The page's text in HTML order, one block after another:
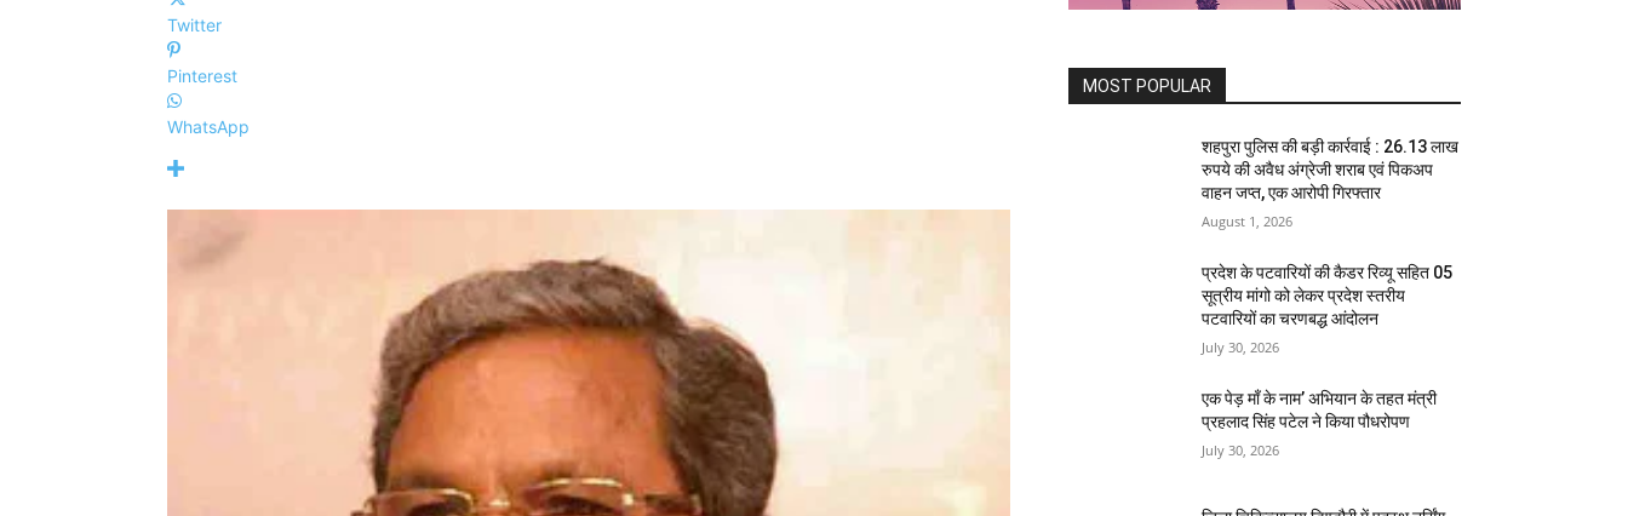
Twitter
Pinterest
WhatsApp
MOST POPULAR
शहपुरा पुलिस की बड़ी कार्रवाई : 26.13 लाख
रुपये की अवैध अंग्रेजी शराब एवं पिकअप
वाहन जप्त, एक आरोपी गिरफ्तार
August 1, 2026
प्रदेश के पटवारियों की कैडर रिव्यू सहित 05
सूत्रीय मांगो को लेकर प्रदेश स्तरीय
पटवारियों का चरणबद्ध आंदोलन
July 30, 2026
एक पेड़ माँ के नाम’ अभियान के तहत मंत्री
प्रहलाद सिंह पटेल ने किया पौधरोपण
July 30, 2026